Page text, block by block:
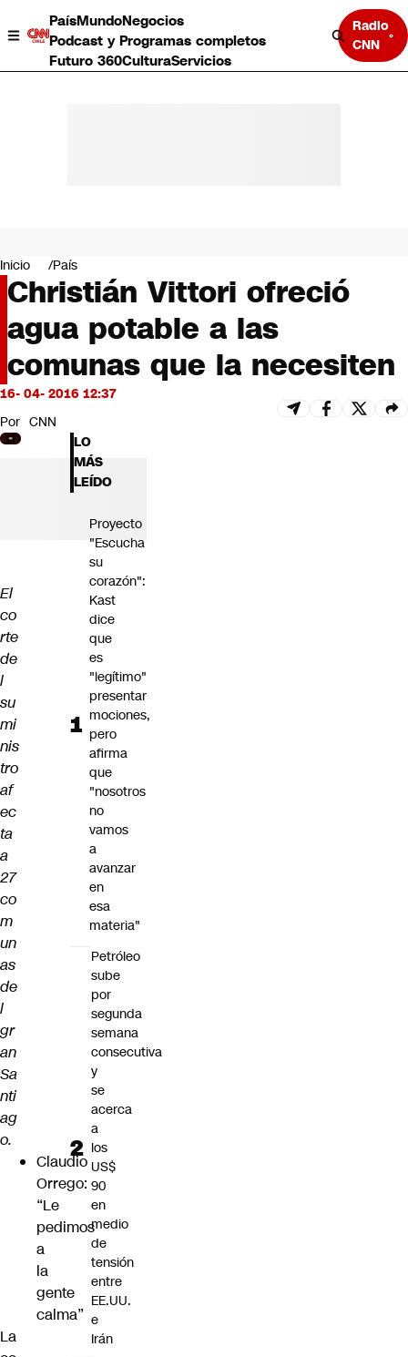
PaísMundoNegocios
Podcast y Programas completos
Futuro 360CulturaServicios
Radio
CNN
Negocios
Deportes
Programas completos
Cultura
Servicios
Bits
CNN tiempo
Futuro 360
Opinión
Inicio País
Christián Vittori ofreció
agua potable a las
comunas que la necesiten
16- 04- 2016 12:37
Por CNN
El
co
rte
de
l
su
mi
nis
tro
af
ec
ta
a
27
co
m
un
as
de
l
gr
an
Sa
nti
ag
o.
Claudio
Orrego:
“Le
pedimos
a
la
gente
calma”
La
LO
MÁS
LEÍDO
Proyecto
"Escucha
su
corazón":
Kast
dice
que
es
"legítimo"
presentar
mociones,
pero
afirma
que
"nosotros
no
vamos
a
avanzar
en
esa
materia"
Petróleo
sube
por
segunda
semana
consecutiva
y
se
acerca
a
los
US$
90
en
medio
de
tensión
entre
EE.UU.
e
Irán